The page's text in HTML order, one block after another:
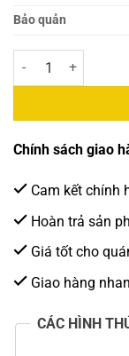
Bảo quản
Thạch Cà Phê
Chính sách giao
Cam kết chính
Hoàn trả sản
Giá tốt cho
Giao hàng
CÁC HÌNH